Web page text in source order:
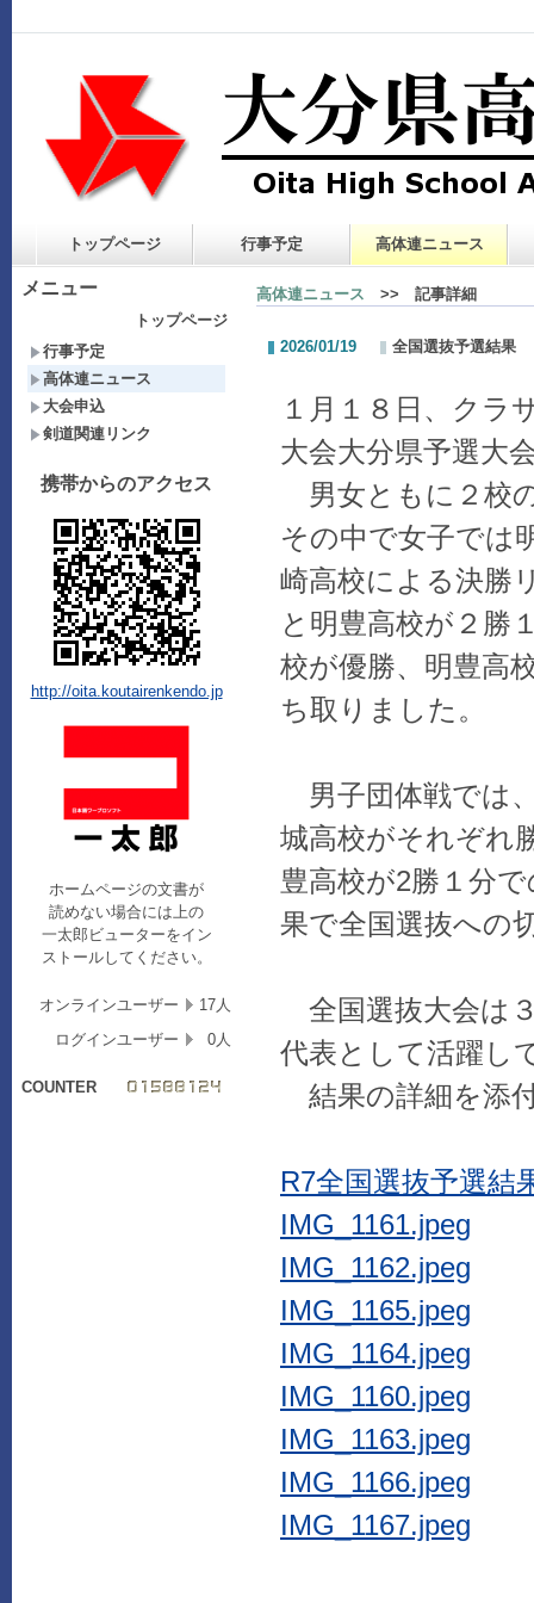
トップページ 行事予定 高体連ニュース
メニュー
トップページ
行事予定
高体連ニュース
大会申込
剣道関連リンク
携帯からのアクセス
http://oita.koutairenkendo.jp
ホームページの文書が
読めない場合には上の
一太郎ビューターをイン
ストールしてください。
オンラインユーザー
17人
ログインユーザー
0人
COUNTER
高体連ニュース >> 記事詳細
2026/01/19 全国選抜予選結果
１月１８日、クラ
大会大分県予選大
男女ともに ２校
その中で女子では
崎高校による決勝
と明豊高校が２勝
校が優勝、明豊高
ち取りました。
男子団体戦では
城高校がそれぞれ
豊高校が2勝１分
果で全国選抜への
全国選抜大会は
代表として活躍し
結果の詳細を添
R7全国選抜予選結
IMG_1161.jpeg
IMG_1162.jpeg
IMG_1165.jpeg
IMG_1164.jpeg
IMG_1160.jpeg
IMG_1163.jpeg
IMG_1166.jpeg
IMG_1167.jpeg